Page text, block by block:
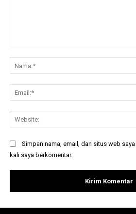
Simpan nama, email, dan situs web
kali saya berkomentar.